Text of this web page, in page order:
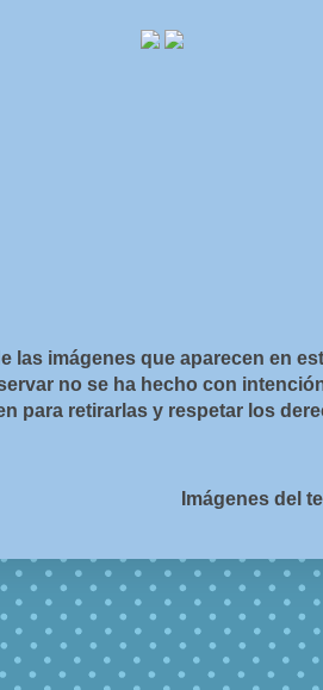
las imágenes que aparecen en
no se ha hecho con
para retirarlas y respetar los
Imágenes del